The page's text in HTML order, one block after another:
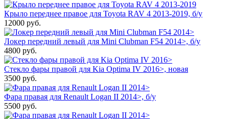
Крыло переднее правое для Toyota RAV 4 2013-2019, б/у
12000 руб.
Локер передний левый для Mini Clubman F54 2014>, б/у
4800 руб.
Стекло фары правой для Kia Optima IV 2016>, новая
3500 руб.
Фара правая для Renault Logan II 2014>, б/у
5500 руб.